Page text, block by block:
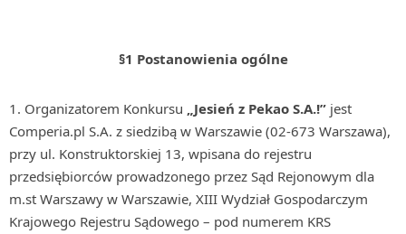
§1 Postanowienia ogólne
Organizatorem Konkursu „Jesień z Pekao S.A.!” jest
Comperia.pl S.A. z siedzibą w Warszawie (02-673 Warszawa),
przy ul. Konstruktorskiej 13, wpisana do rejestru
przedsiębiorców prowadzonego przez Sąd Rejonowym dla
m.st Warszawy w Warszawie, XIII Wydział Gospodarczym
Krajowego Rejestru Sądowego – pod numerem KRS